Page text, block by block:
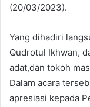
(20/03/2023).
Yang dihadiri
Qudrotul Ikhwan,
adat,dan tokoh
Dalam acara
apresiasi kepada